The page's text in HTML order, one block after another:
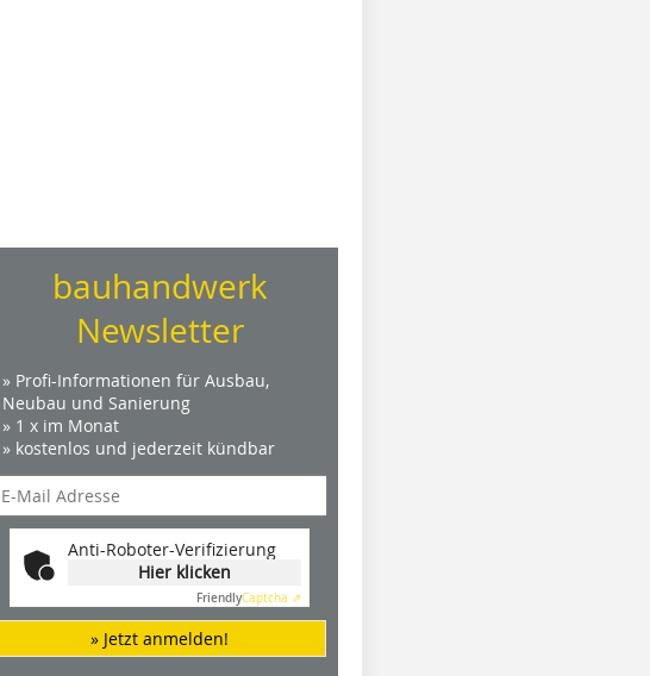
bauhandwerk
Newsletter
» Profi-Informationen für Ausbau,
Neubau und Sanierung
» 1 x im Monat
» kostenlos und jederzeit kündbar
Anti-Roboter-Verifizierung
Hier klicken
FriendlyCaptcha ⇗
» Jetzt anmelden!